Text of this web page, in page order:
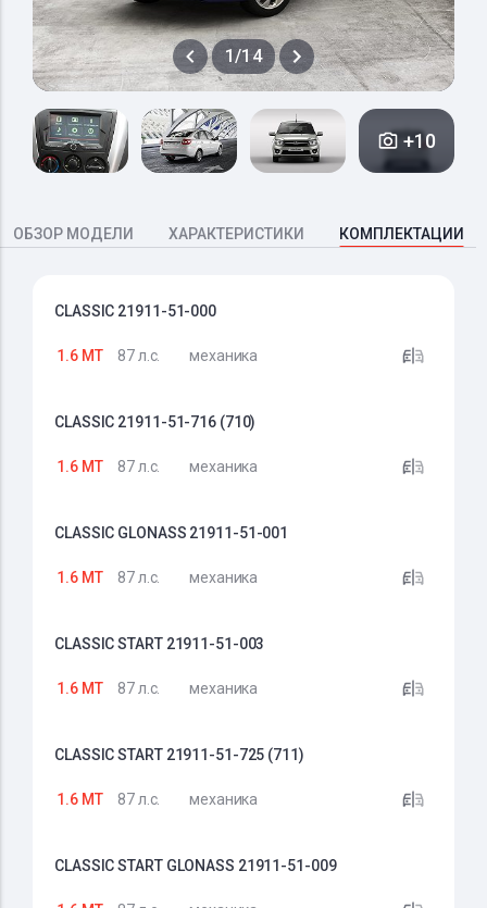
1/14
+10
ОБЗОР МОДЕЛИ ХАРАКТЕРИСТИКИ КОМПЛЕКТАЦИИ
CLASSIC 21911-51-000
1.6 MT 87 л.с. механика
CLASSIC 21911-51-716 (710)
1.6 MT 87 л.с. механика
CLASSIC GLONASS 21911-51-001
1.6 MT 87 л.с. механика
CLASSIC START 21911-51-003
1.6 MT 87 л.с. механика
CLASSIC START 21911-51-725 (711)
1.6 MT 87 л.с. механика
CLASSIC START GLONASS 21911-51-009